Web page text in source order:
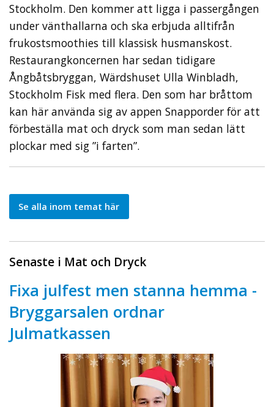
Stockholm. Den kommer att ligga i passergången
under vänthallarna och ska erbjuda alltifrån
frukostsmoothies till klassisk husmanskost.
Restaurangkoncernen har sedan tidigare
Ångbåtsbryggan, Wärdshuset Ulla Winbladh,
Stockholm Fisk med flera. Den som har bråttom
kan här använda sig av appen Snapporder för att
förbeställa mat och dryck som man sedan lätt
plockar med sig ”i farten”.
Se alla inom temat här
Senaste i Mat och Dryck
Fixa julfest men stanna hemma -
Bryggarsalen ordnar
Julmatkassen